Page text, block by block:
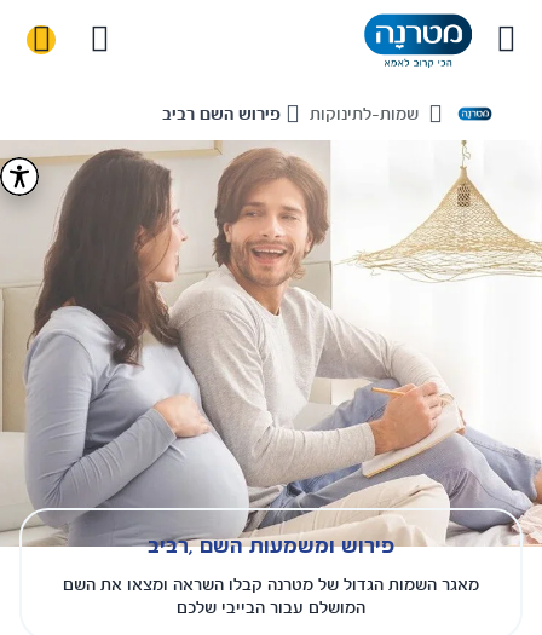
Home שמות-לתינוקות פירוש השם רביב
פירוש ומשמעות השם ,רביב
מאגר השמות הגדול של מטרנה קבלו השראה ומצאו את השם
המושלם עבור הבייבי שלכם